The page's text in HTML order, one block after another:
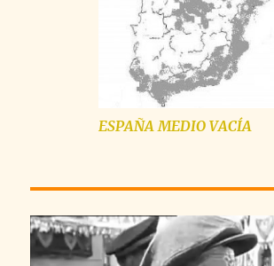
ESPAÑA MEDIO VACÍA